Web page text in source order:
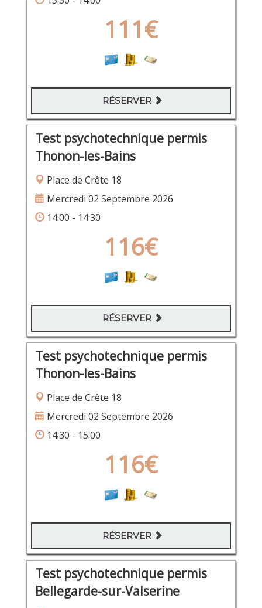
111€
RÉSERVER
Test psychotechnique permis
Thonon-les-Bains
Place de Crête 18
Mercredi 02 Septembre 2026
14:00 - 14:30
116€
RÉSERVER
Test psychotechnique permis
Thonon-les-Bains
Place de Crête 18
Mercredi 02 Septembre 2026
14:30 - 15:00
116€
RÉSERVER
Test psychotechnique permis
Bellegarde-sur-Valserine